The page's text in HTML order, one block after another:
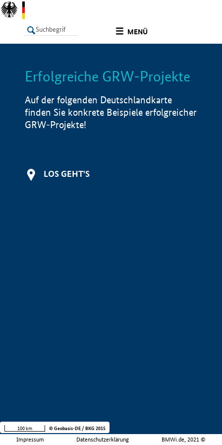
MENÜ
LISTE Info
Erfolgreiche GRW-Projekte
Auf der folgenden Deutschlandkarte
finden Sie konkrete Beispiele erfolgreicher
GRW-Projekte!
LOS GEHT'S
Impressum Datenschutzerklärung BMWi.de, 2021 ©
100 km © Geobasis-DE / BKG 2015